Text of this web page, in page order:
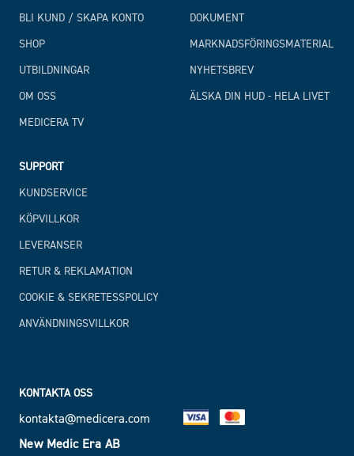
BLI KUND / SKAPA KONTO
SHOP
UTBILDNINGAR
OM OSS
MEDICERA TV
DOKUMENT
MARKNADSFÖRINGSMATERIAL
NYHETSBREV
ÄLSKA DIN HUD - HELA LIVET
SUPPORT
KUNDSERVICE
KÖPVILLKOR
LEVERANSER
RETUR & REKLAMATION
COOKIE & SEKRETESSPOLICY
ANVÄNDNINGSVILLKOR
KONTAKTA OSS
kontakta@medicera.com
New Medic Era AB